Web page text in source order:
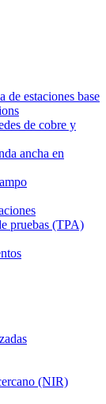
de estaciones base
de cobre y
ancha en
pruebas (TPA)
(NIR)